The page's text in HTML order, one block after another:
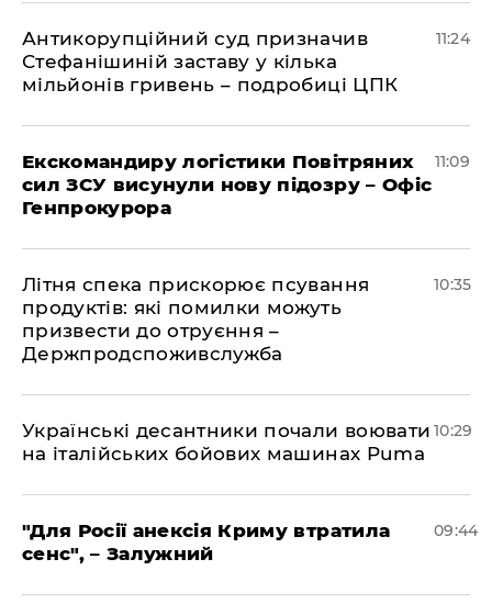
Антикорупційний суд призначив
Стефанішиній заставу у кілька
мільйонів гривень – подробиці ЦПК
11:24
Екскомандиру логістики Повітряних
сил ЗСУ висунули нову підозру – Офіс
Генпрокурора
11:09
Літня спека прискорює псування
продуктів: які помилки можуть
призвести до отруєння –
Держпродспоживслужба
10:35
Українські десантники почали воювати
на італійських бойових машинах Puma
10:29
"Для Росії анексія Криму втратила
сенс", – Залужний
09:44